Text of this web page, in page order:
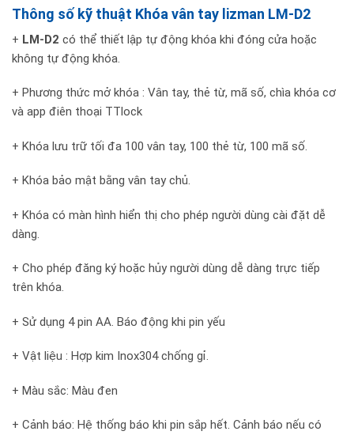
Thông số kỹ thuật Khóa vân tay lizman LM-D2
+ LM-D2 có thể thiết lập tự động khóa khi đóng cửa hoặc
không tự động khóa.
+ Phương thức mở khóa : Vân tay, thẻ từ, mã số, chìa khóa cơ
và app điên thoại TTlock
+ Khóa lưu trữ tối đa 100 vân tay, 100 thẻ từ, 100 mã số.
+ Khóa bảo mật bằng vân tay chủ.
+ Khóa có màn hình hiển thị cho phép người dùng cài đặt dễ
dàng.
+ Cho phép đăng ký hoặc hủy người dùng dễ dàng trực tiếp
trên khóa.
+ Sử dụng 4 pin AA. Báo động khi pin yếu
+ Vật liệu : Hợp kim Inox304 chống gỉ.
+ Màu sắc: Màu đen
+ Cảnh báo: Hệ thống báo khi pin sắp hết. Cảnh báo nếu có